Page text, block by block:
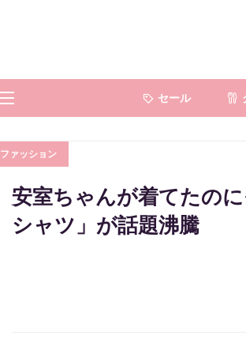
セール
ファッション
安室ちゃんが着てたの
シャツ」が話題沸騰